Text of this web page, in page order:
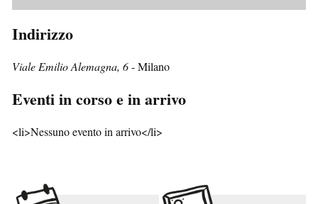
Indirizzo
Viale Emilio Alemagna, 6- Milano
Eventi in corso e in arrivo
<li>Nessuno evento in arrivo</li>